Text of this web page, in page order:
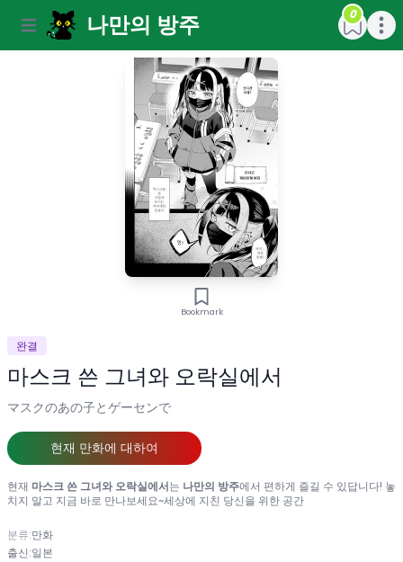
Open main menu나만의 방주 Open
0
Bookmark
완결
마스크 쓴 그녀와 오락실에서
マスクのあの子とゲーセンで
현재 만화에 대하여
현재 마스크 쓴 그녀와 오락실에서는 나만의 방주에서 편하게 즐길 수 있답니다! 놓
치지 말고 지금 바로 만나보세요~세상에 지친 당신을 위한 공간
분류:만화
출신:일본